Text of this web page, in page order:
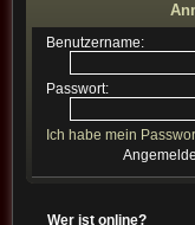
Benutzername:
Passwort:
Ich habe mein
Wer ist online?